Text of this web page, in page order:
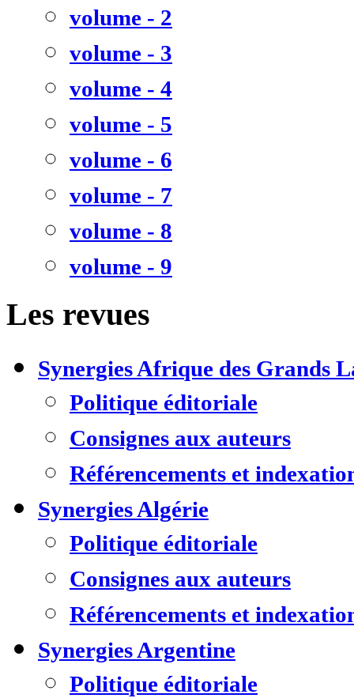
volume - 2
volume - 3
volume - 4
volume - 5
volume - 6
volume - 7
volume - 8
volume - 9
Les revues
Synergies Afrique des Grands
Politique éditoriale
Consignes aux auteurs
Référencements et
Synergies Algérie
Politique éditoriale
Consignes aux auteurs
Référencements et
Synergies Argentine
Politique éditoriale